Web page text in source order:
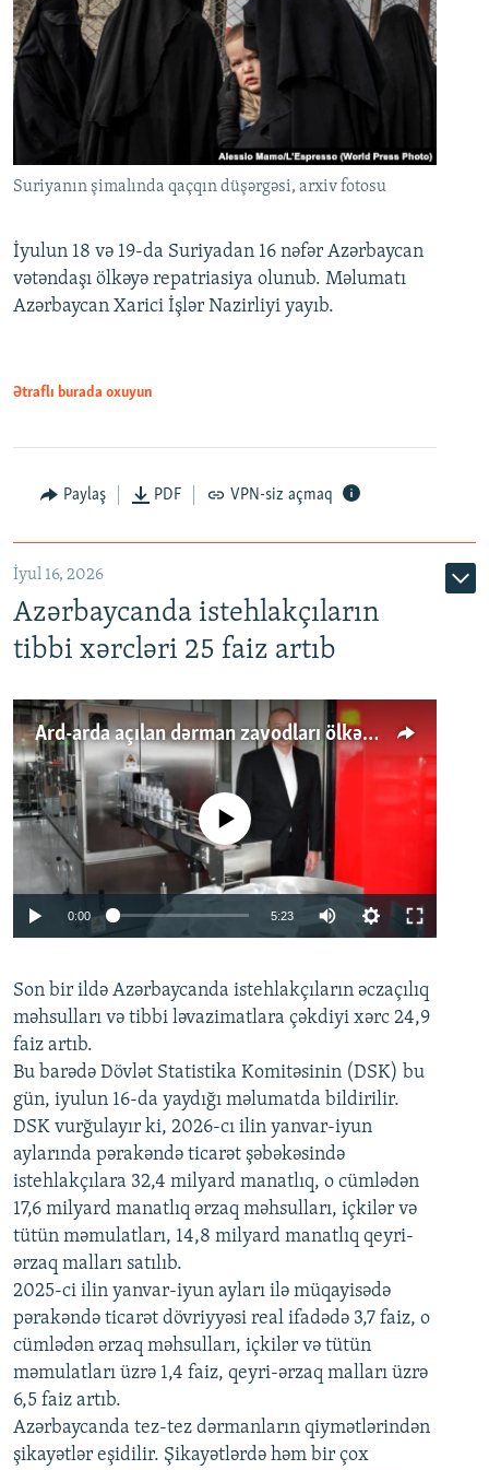
Suriyanın şimalında qaçqın düşərgəsi, arxiv fotosu
İyulun 18 və 19-da Suriyadan 16 nəfər Azərbaycan
vətəndaşı ölkəyə repatriasiya olunub. Məlumatı
Azərbaycan Xarici İşlər Nazirliyi yayıb.
Ətraflı burada oxuyun
Paylaş PDF VPN-siz açmaq
İyul 16, 2026
Azərbaycanda istehlakçıların
tibbi xərcləri 25 faiz artıb
Ard-arda açılan dərman zavodları ölkənin tələbatını ödəyirmi?
Auto 240p 360p 480p
720p 1080p
No media source currently available
0:00 5:23
360p
480p
720p
1080p
Son bir ildə Azərbaycanda istehlakçıların əczaçılıq
məhsulları və tibbi ləvazimatlara çəkdiyi xərc 24,9
faiz artıb.
Bu barədə Dövlət Statistika Komitəsinin (DSK) bu
gün, iyulun 16-da yaydığı məlumatda bildirilir.
DSK vurğulayır ki, 2026-cı ilin yanvar-iyun
aylarında pərakəndə ticarət şəbəkəsində
istehlakçılara 32,4 milyard manatlıq, o cümlədən
17,6 milyard manatlıq ərzaq məhsulları, içkilər və
tütün məmulatları, 14,8 milyard manatlıq qeyri-
ərzaq malları satılıb.
2025-ci ilin yanvar-iyun ayları ilə müqayisədə
pərakəndə ticarət dövriyyəsi real ifadədə 3,7 faiz, o
cümlədən ərzaq məhsulları, içkilər və tütün
məmulatları üzrə 1,4 faiz, qeyri-ərzaq malları üzrə
6,5 faiz artıb.
Azərbaycanda tez-tez dərmanların qiymətlərindən
şikayətlər eşidilir. Şikayətlərdə həm bir çox